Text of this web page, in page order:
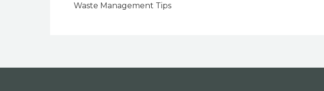
Waste Management Tips